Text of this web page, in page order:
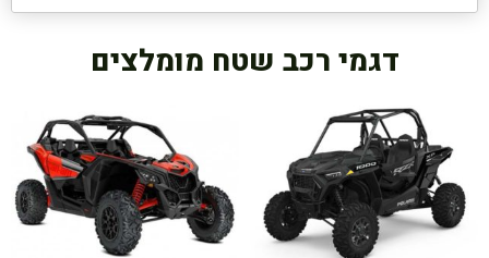
דגמי רכב שטח מומלצים